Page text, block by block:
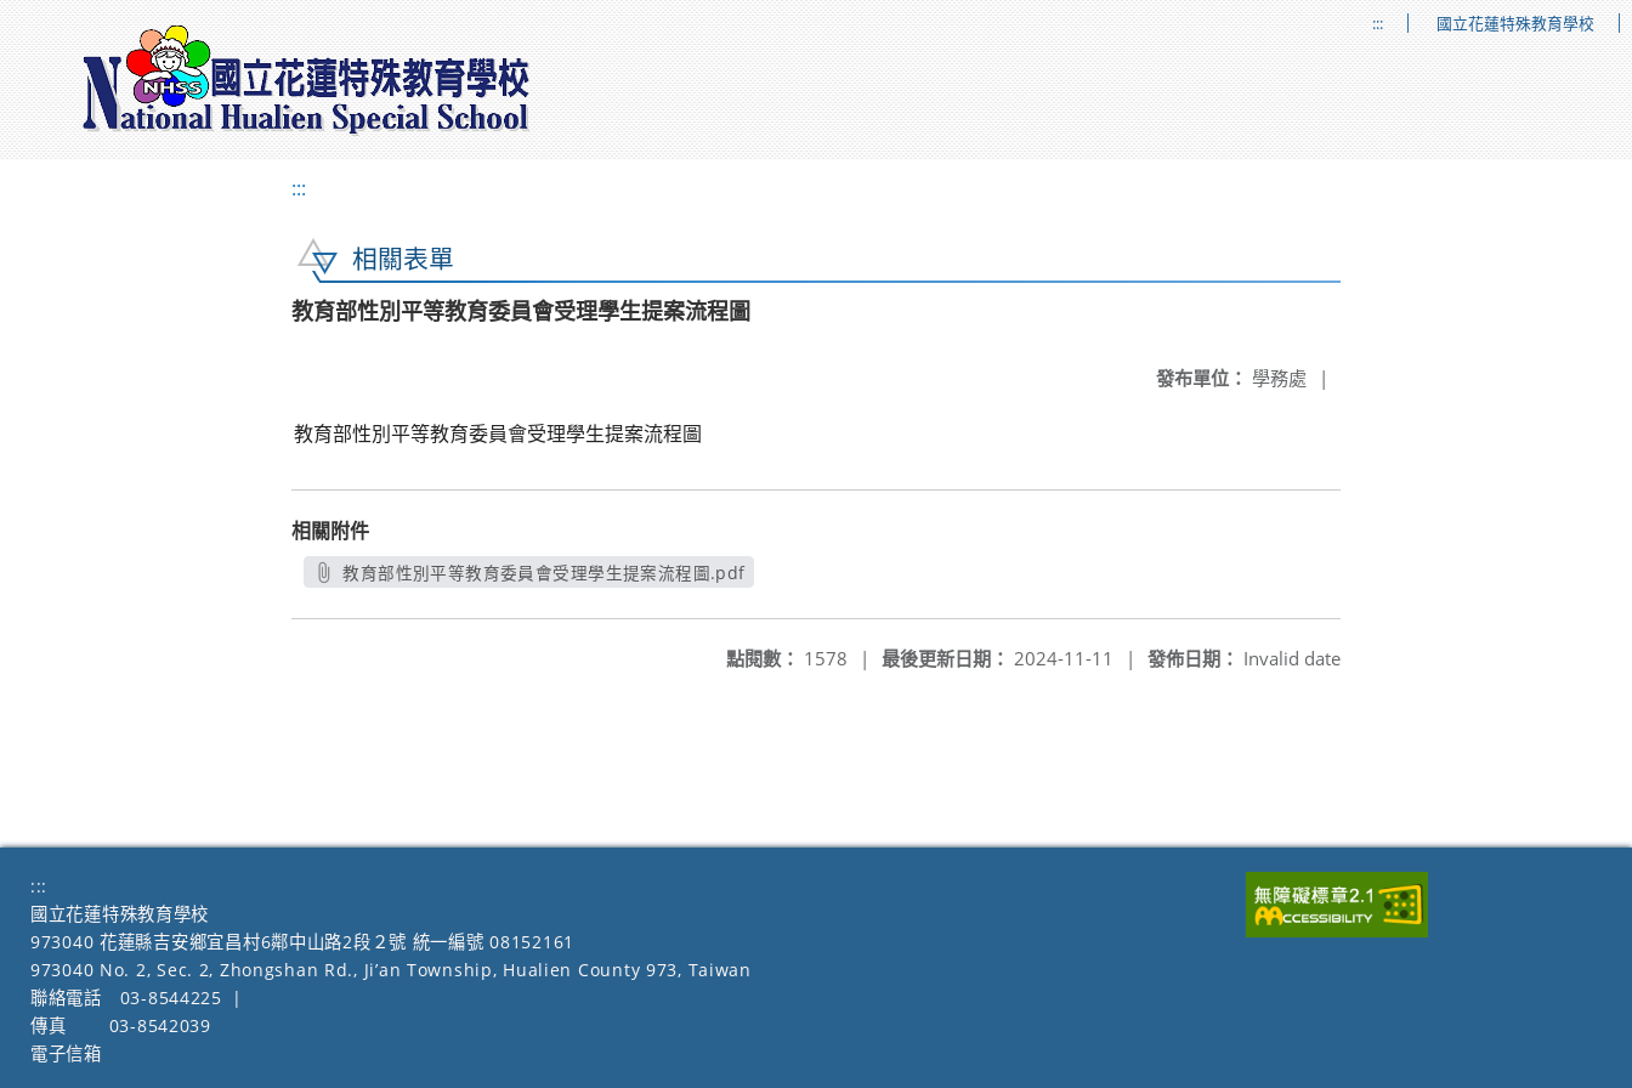
::: 國立花蓮特殊教育學校
:::
相關表單
教育部性別平等教育委員會受理學生提案流程圖
發布單位： 學務處 |
教育部性別平等教育委員會受理學生提案流程圖
相關附件
教育部性別平等教育委員會受理學生提案流程圖.pdf
發佈日期： Invalid date
最後更新日期： 2024-11-11 |
點閱數： 1578 |
:::
國立花蓮特殊教育學校
973040 花蓮縣吉安鄉宜昌村6鄰中山路2段２號 統一編號 08152161
973040 No. 2, Sec. 2, Zhongshan Rd., Ji’an Township, Hualien County 973, Taiwan
聯絡電話
03-8544225
|
傳真
03-8542039
電子信箱